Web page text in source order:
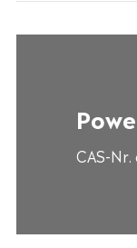
CAS-